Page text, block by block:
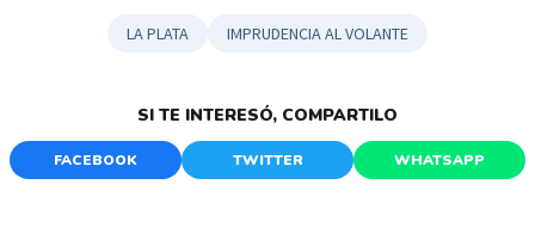
LA PLATA IMPRUDENCIA AL VOLANTE
SI TE INTERESÓ, COMPARTILO
FACEBOOK TWITTER WHATSAPP